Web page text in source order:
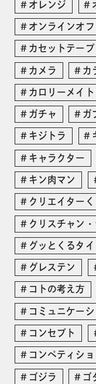
オレンジ
オンラインオフ
カセットテープ
カメラ カ
カロリーメイト
ガチャ ガ
キジトラ
キャラクター
キン肉マン
クリエイター
クリスチャン
グッとくるタ
グレステン
コトの考え方
コミュニケーシ
コンセプト
コンペティショ
ゴジラ ゴ